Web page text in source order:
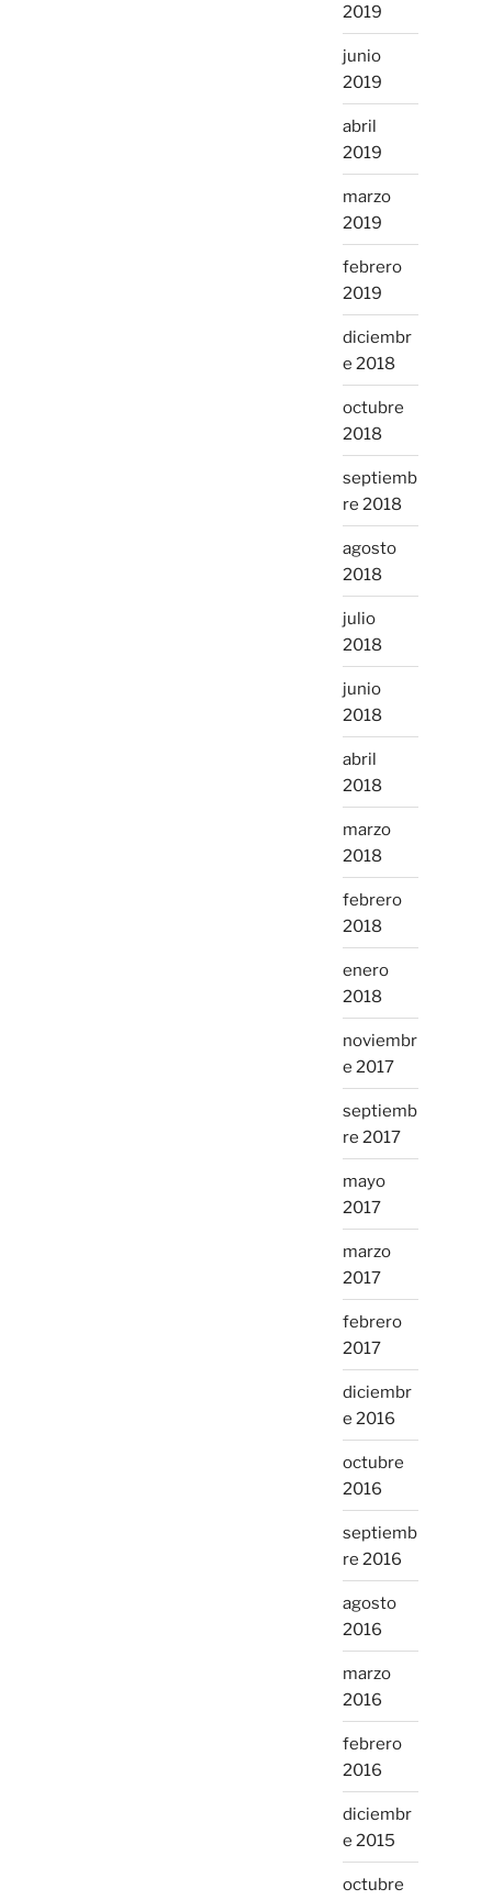
2019
junio
2019
abril
2019
marzo
2019
febrero
2019
diciembr
e 2018
octubre
2018
septiemb
re 2018
agosto
2018
julio
2018
junio
2018
abril
2018
marzo
2018
febrero
2018
enero
2018
noviembr
e 2017
septiemb
re 2017
mayo
2017
marzo
2017
febrero
2017
diciembr
e 2016
octubre
2016
septiemb
re 2016
agosto
2016
marzo
2016
febrero
2016
diciembr
e 2015
octubre